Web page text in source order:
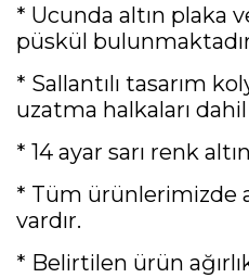
* Ucunda altın plaka
püskül
* Sallantılı tasarım
uzatma halkaları
* 14 ayar sarı renk
* Tüm ürünlerimizde
vardır.
* Belirtilen ürün